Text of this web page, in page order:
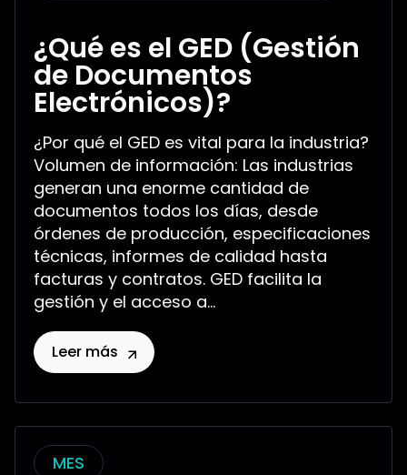
¿Qué es el GED (Gestión
de Documentos
Electrónicos)?
¿Por qué el GED es vital para la industria?
Volumen de información: Las industrias
generan una enorme cantidad de
documentos todos los días, desde
órdenes de producción, especificaciones
técnicas, informes de calidad hasta
facturas y contratos. GED facilita la
gestión y el acceso a...
Leer más
MES